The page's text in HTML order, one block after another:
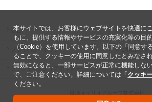
公告 ヘルプ
プライバシーポリシー ご利用規約
ソーシャルメディアポリシー クッキーポ
本サイトでは、お客様にウェブサイトを快適に
もに、提供する情報やサービスの充実化等の目
（Cookie）を使用しています。以下の「同意す
ることで、クッキーの使用に同意したとみなさ
無効になると、一部サービスが正常に機能しな
で、ご注意ください。詳細については「クッキ
ください。